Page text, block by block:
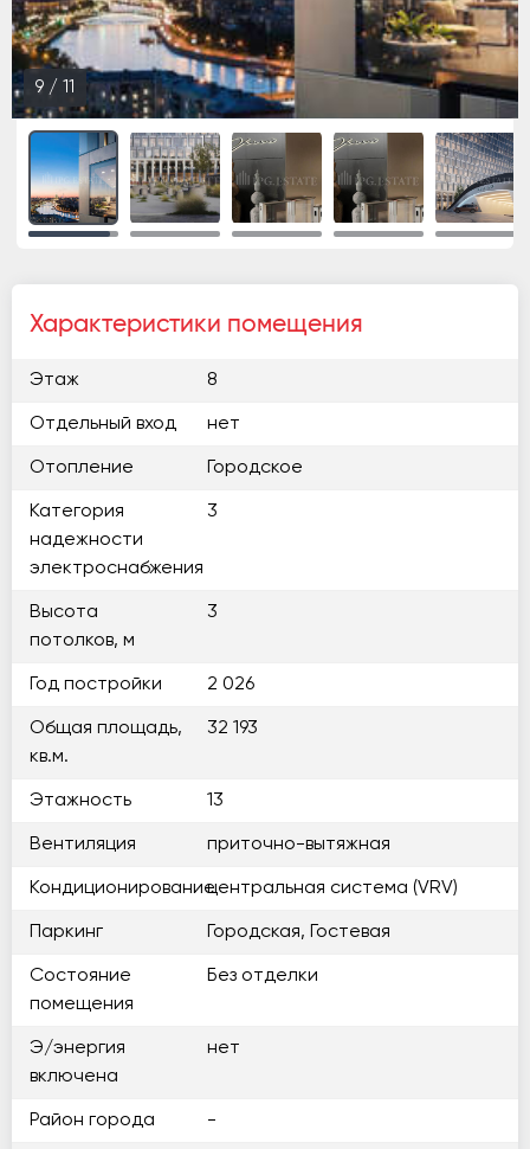
9 / 11
Характеристики помещения
Этаж 8
Отдельный вход нет
Отопление Городское
Категория
надежности
электроснабжения
3
Высота
потолков, м
3
Год постройки 2 026
Общая площадь,
кв.м.
32 193
Этажность 13
Вентиляция приточно-вытяжная
Кондиционированиецентральная система (VRV)
Паркинг Городская, Гостевая
Состояние
помещения
Без отделки
Э/энергия
включена
нет
Район города -